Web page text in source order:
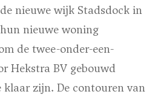
nieuwe wijk Stadsdock in
nieuwe woning
de twee-onder-een-
Hekstra BV gebouwd
klaar zijn. De contouren van